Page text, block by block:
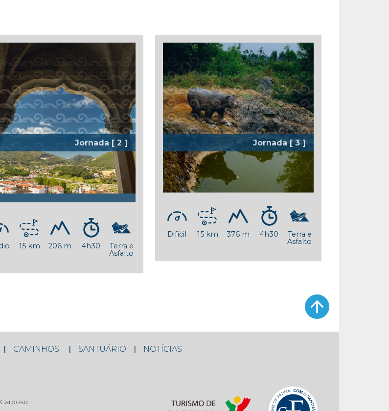
Jornada [ 2 ]
No coração das Serras de Aire e
Candeeiros
[Pedreiras - Alvados]
15 km 206 m 4h30
Terra e
Asfalto
Jornada [ 3 ]
Pelo Planalto de São Mamede
[Alvados - Santuário de Fátima]
Difícil 15 km 376 m 4h30
Terra e
Asfalto
CAMINHOS SANTUÁRIO NOTÍCIAS